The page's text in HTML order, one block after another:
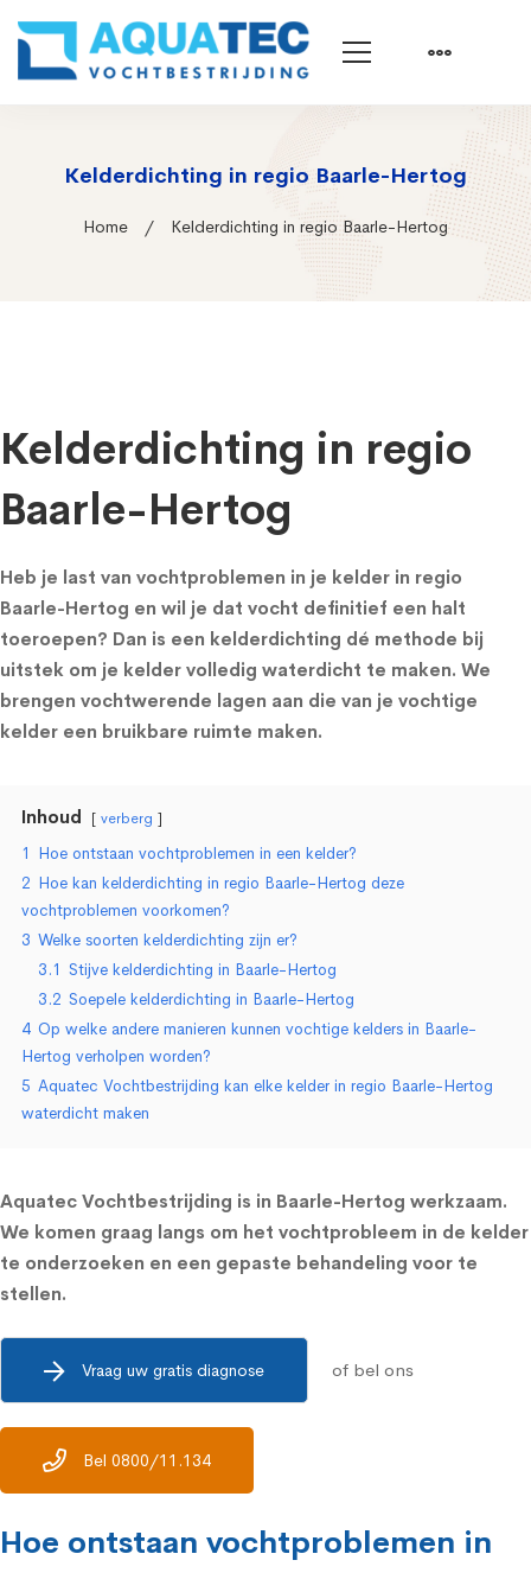
Kelderdichting in regio Baarle-Hertog
Home Kelderdichting in regio Baarle-Hertog
Kelderdichting in regio
Baarle-Hertog
Heb je last van vochtproblemen in je kelder in regio
Baarle-Hertog en wil je dat vocht definitief een halt
toeroepen? Dan is een kelderdichting dé methode bij
uitstek om je kelder volledig waterdicht te maken. We
brengen vochtwerende lagen aan die van je vochtige
kelder een bruikbare ruimte maken.
Inhoud verberg
1 Hoe ontstaan vochtproblemen in een kelder?
2 Hoe kan kelderdichting in regio Baarle-Hertog deze
vochtproblemen voorkomen?
3 Welke soorten kelderdichting zijn er?
3.1 Stijve kelderdichting in Baarle-Hertog
3.2 Soepele kelderdichting in Baarle-Hertog
4 Op welke andere manieren kunnen vochtige kelders in Baarle-
Hertog verholpen worden?
5 Aquatec Vochtbestrijding kan elke kelder in regio Baarle-Hertog
waterdicht maken
Aquatec Vochtbestrijding is in Baarle-Hertog werkzaam.
We komen graag langs om het vochtprobleem in de kelder
te onderzoeken en een gepaste behandeling voor te
stellen.
Vraag uw gratis diagnose of bel ons
Bel 0800/11.134
Hoe ontstaan vochtproblemen in